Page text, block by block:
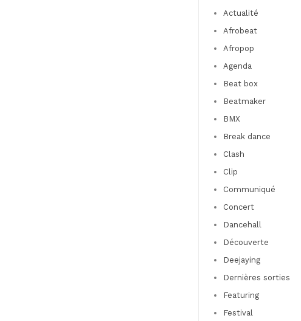
Actualité
Afrobeat
Afropop
Agenda
Beat box
Beatmaker
BMX
Break dance
Clash
Clip
Communiqué
Concert
Dancehall
Découverte
Deejaying
Dernières sorties
Featuring
Festival